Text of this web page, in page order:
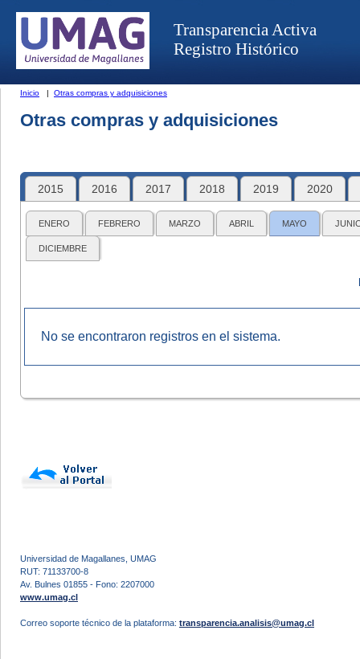
Transparencia Activa
Registro Histórico
Inicio | Otras compras y adquisiciones
Otras compras y adquisiciones
2015 2016 2017 2018 2019 2020
ENERO FEBRERO MARZO ABRIL MAYO
DICIEMBRE
No se encontraron registros en el sistema.
Universidad de Magallanes, UMAG
RUT: 71133700-8
Av. Bulnes 01855 - Fono: 2207000
www.umag.cl
Correo soporte técnico de la plataforma: transparencia.analisis@umag.cl